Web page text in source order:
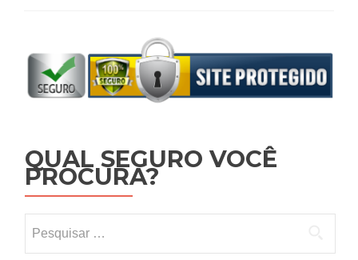
QUAL SEGURO VOCÊ
PROCURA?